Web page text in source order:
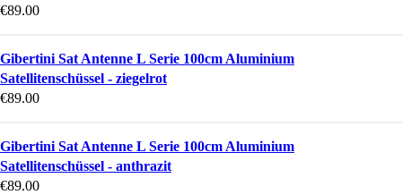
€89.00
Gibertini Sat Antenne L Serie 100cm Aluminium
Satellitenschüssel - ziegelrot
€89.00
Gibertini Sat Antenne L Serie 100cm Aluminium
Satellitenschüssel - anthrazit
€89.00